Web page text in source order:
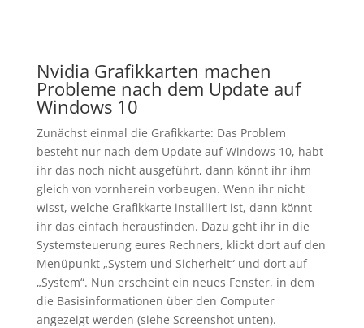
Nvidia Grafikkarten machen
Probleme nach dem Update auf
Windows 10
Zunächst einmal die Grafikkarte: Das Problem
besteht nur nach dem Update auf Windows 10, habt
ihr das noch nicht ausgeführt, dann könnt ihr ihm
gleich von vornherein vorbeugen. Wenn ihr nicht
wisst, welche Grafikkarte installiert ist, dann könnt
ihr das einfach herausfinden. Dazu geht ihr in die
Systemsteuerung eures Rechners, klickt dort auf den
Menüpunkt „System und Sicherheit“ und dort auf
„System“. Nun erscheint ein neues Fenster, in dem
die Basisinformationen über den Computer
angezeigt werden (siehe Screenshot unten).